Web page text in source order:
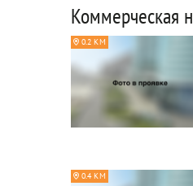
Коммерческая
0.2 КМ
0.4 КМ